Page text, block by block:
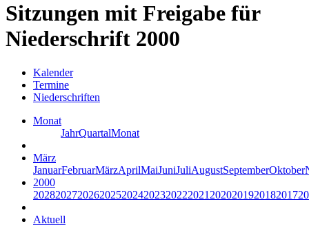
Sitzungen mit Freigabe für
Niederschrift 2000
Kalender
Termine
Niederschriften
Monat
JahrQuartalMonat
März
JanuarFebruarMärzAprilMaiJuniJuliAugustSeptemberOktober
2000
20282027202620252024202320222021 2020201920182017
Aktuell